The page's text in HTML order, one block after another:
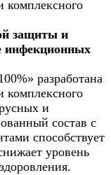
комплексного
защиты и
инфекционных
разработана
комплексного
и
состав с
способствует
уровень